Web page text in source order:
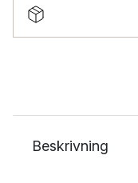
Beskrivning